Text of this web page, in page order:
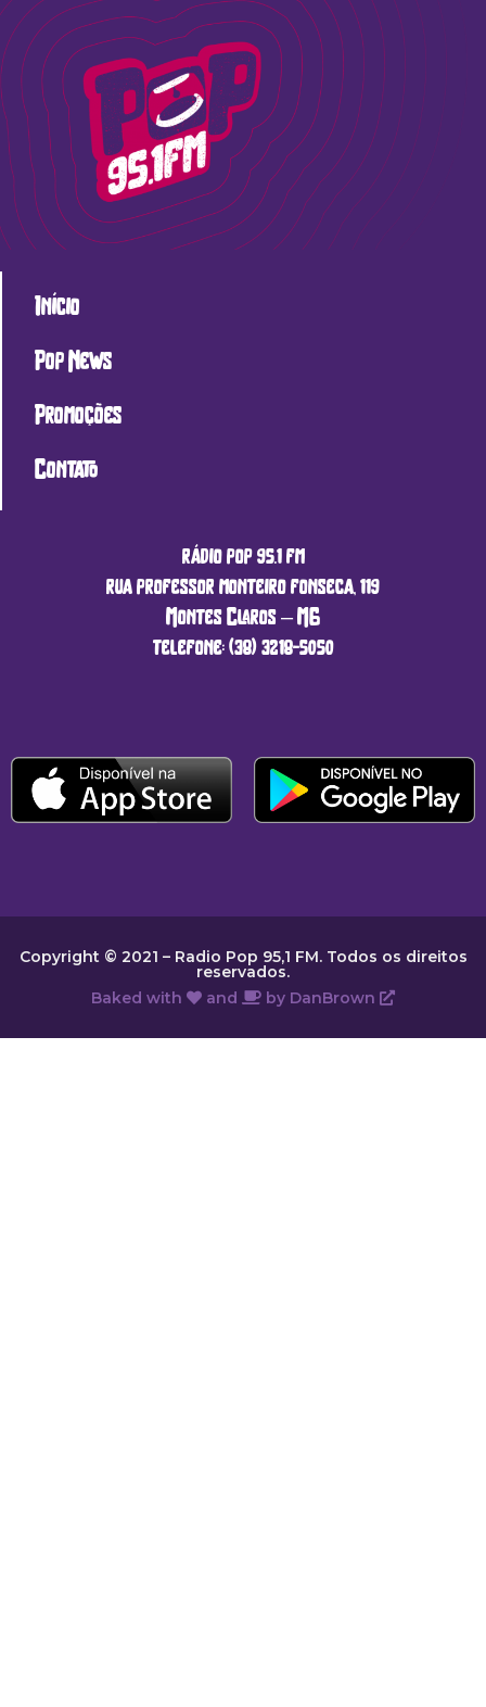
Início
Pop News
Promoções
Contato
rádio pop 95.1 fm
rua professor monteiro fonseca, 119
Montes Claros – MG
Copyright © 2021 – Radio Pop 95,1 FM. Todos os direitos
by